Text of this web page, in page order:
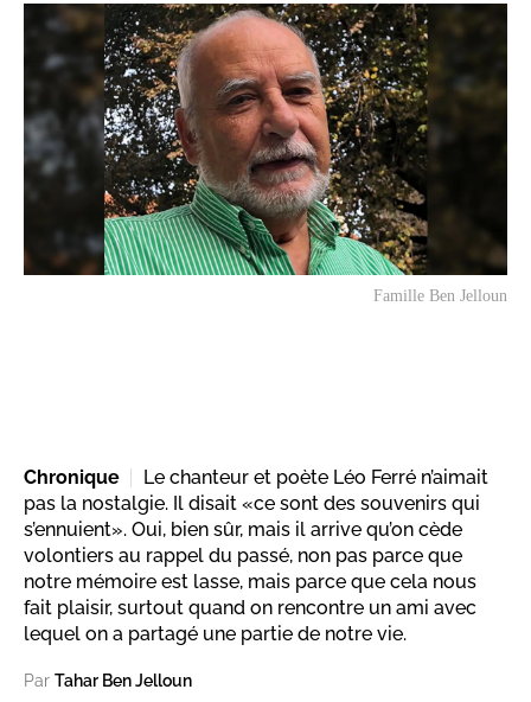
Famille Ben Jelloun
Chronique
Le chanteur et poète Léo Ferré n’aimait
pas la nostalgie. Il disait «ce sont des souvenirs qui
s’ennuient». Oui, bien sûr, mais il arrive qu’on cède
volontiers au rappel du passé, non pas parce que
notre mémoire est lasse, mais parce que cela nous
fait plaisir, surtout quand on rencontre un ami avec
lequel on a partagé une partie de notre vie.
Par Tahar Ben Jelloun